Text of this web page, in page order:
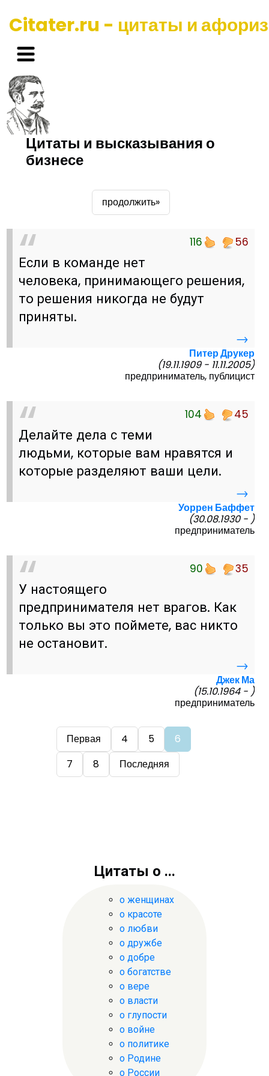
Citater.ru - цитаты и
Цитаты и высказывания о
бизнесе
продолжить»
116 56
Если в команде нет
человека, принимающего решения,
то решения никогда не будут
приняты.
→
Питер Друкер
(19.11.1909 - 11.11.2005)
предприниматель, публицист
104 45
Делайте дела с теми
людьми, которые вам нравятся и
которые разделяют ваши цели.
→
Уоррен Баффет
(30.08.1930 - )
предприниматель
90 35
У настоящего
предпринимателя нет врагов. Как
только вы это поймете, вас никто
не остановит.
→
Джек Ма
(15.10.1964 - )
предприниматель
Первая 4 5
6
7
8 Последняя
Цитаты о ...
о женщинах
о красоте
о любви
о дружбе
о добре
о богатстве
о вере
о власти
о глупости
о войне
о политике
о Родине
о России